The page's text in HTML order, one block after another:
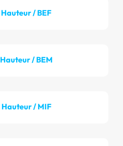
Hauteur / BEF
Hauteur / BEM
Hauteur / MIF